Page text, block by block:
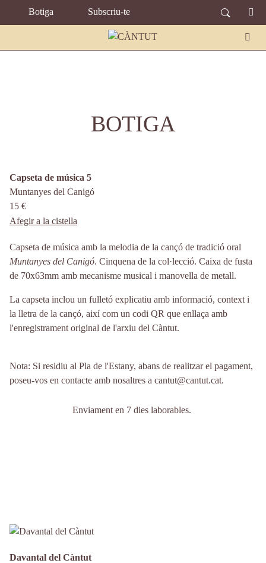
Vés al contingutTOPBAR MENU
Botiga Subscriu-te
BOTIGA
Capseta de música 5
Muntanyes del Canigó
15 €
Afegir a la cistella
Capseta de música amb la melodia de la cançó de tradició oral
Muntanyes del Canigó. Cinquena de la col·lecció. Caixa de fusta
de 70x63mm amb mecanisme musical i manovella de metall.
La capseta inclou un fulletó explicatiu amb informació, context i
la lletra de la cançó, així com un codi QR que enllaça amb
l'enregistrament original de l'arxiu del Càntut.
Nota: Si residiu al Pla de l'Estany, abans de realitzar el pagament,
poseu-vos en contacte amb nosaltres a cantut@cantut.cat.
Enviament en 7 dies laborables.
Davantal del Càntut